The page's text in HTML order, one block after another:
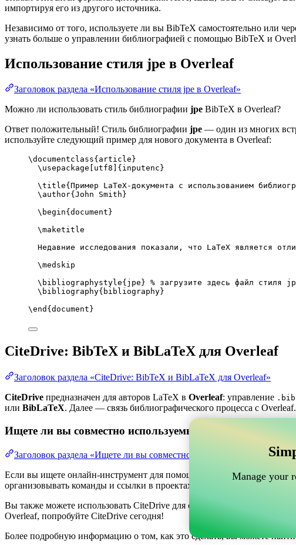
импортируя его из другого источника.
Независимо от того, используете ли вы BibTeX самостоятельно или
узнать больше о управлении библиографией с помощью BibTeX и
Использование стиля jpe в Overleaf
Заголовок раздела «Использование стиля jpe в Overleaf»
Можно ли использовать стиль библиографии jpe BibTeX в Overleaf?
Ответ положительный! Стиль библиографии jpe — один из многих
используйте следующий пример для нового документа в Overleaf:
\documentclass{ article }
\usepackage
utf8 ]{ inputenc }
\title{Пример LaTeX-документа с использованием
\author{John Smith}
\begin{ document }
\maketitle
Недавние исследования показали, что LaTeX является
\medskip
\bibliographystyle{jpe} % загрузите здесь файл стиля
\bibliography{bibliography}
\end { document }
CiteDrive: BibTeX и BibLaTeX для Overleaf
Заголовок раздела «CiteDrive: BibTeX и BibLaTeX для Overleaf»
CiteDrive предназначен для авторов LaTeX в Overleaf: управление .bib
или BibLaTeX. Далее — связь библиографического процесса с Overleaf.
Ищете ли вы совместно используемый онлайн-
Заголовок раздела «Ищете ли вы совместно используемый онлайн-
Если вы ищете онлайн-инструмент для помощи в управлении вашими
организовывать команды и ссылки в проектах, одновременно
Вы также можете использовать CiteDrive для создания библиографий
Overleaf, попробуйте CiteDrive сегодня!
Более подробную информацию о том, как это сделать, вы можете
Manage your